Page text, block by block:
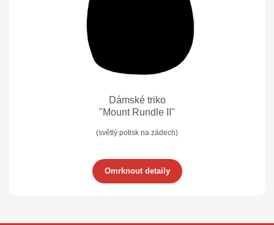
Dámské triko
"Mount Rundle II"
(světlý potisk na zádech)
Omrknout detaily